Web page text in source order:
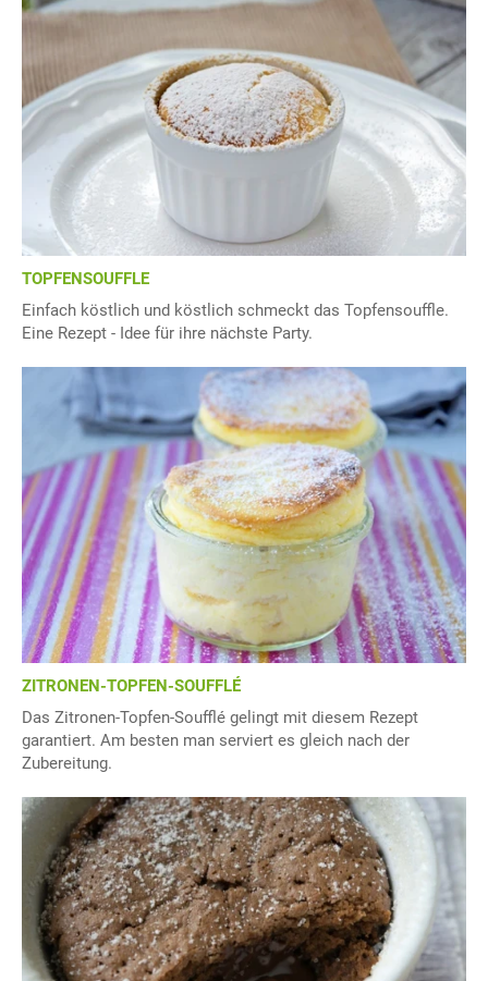
TOPFENSOUFFLE
Einfach köstlich und köstlich schmeckt das Topfensouffle.
Eine Rezept - Idee für ihre nächste Party.
ZITRONEN-TOPFEN-SOUFFLÉ
Das Zitronen-Topfen-Soufflé gelingt mit diesem Rezept
garantiert. Am besten man serviert es gleich nach der
Zubereitung.